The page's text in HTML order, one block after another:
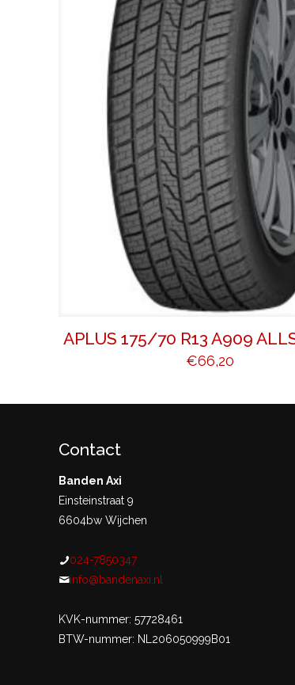
APLUS 175/70 R13 A909
€66,20
Contact
Banden Axi
Einsteinstraat 9
6604bw Wijchen
024-7850347
info@bandenaxi.nl
KVK-nummer: 57728461
BTW-nummer: NL206050999B01